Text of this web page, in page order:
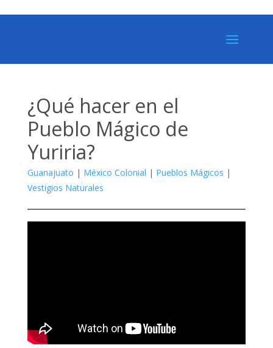
¿Qué hacer en el
Pueblo Mágico de
Yuriria?
Guanajuato | México Colonial | Pueblos Mágicos |
Vestigios Naturales